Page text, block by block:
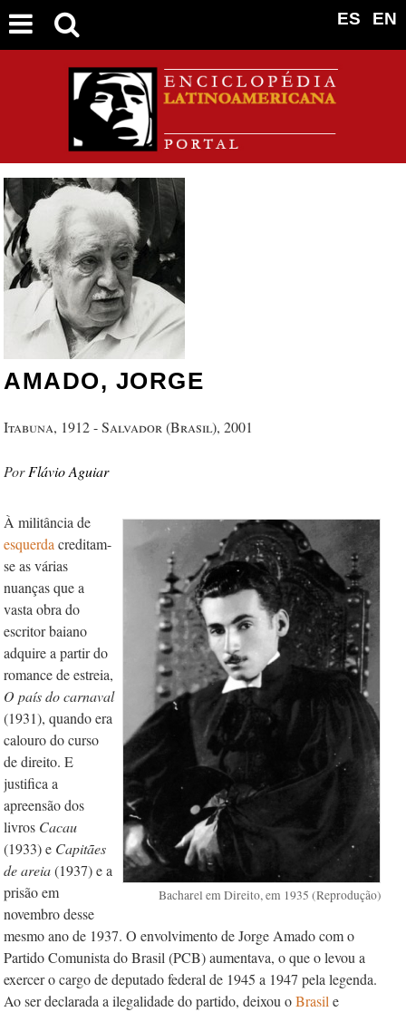
EN
ES
AMADO, JORGE
Itabuna, 1912 - Salvador (Brasil), 2001
Flávio Aguiar
Bacharel em Direito, em 1935 (Reprodução)
À militância de
esquerda creditam-
se as várias
nuanças que a
vasta obra do
escritor baiano
adquire a partir do
romance de estreia,
O país do carnaval
(1931), quando era
calouro do curso
de direito. E
justifica a
apreensão dos
livros Cacau
(1933) e Capitães
de areia(1937) e a
prisão em
novembro desse
mesmo ano de 1937. O envolvimento de Jorge Amado com o
Partido Comunista do Brasil (PCB) aumentava, o que o levou a
exercer o cargo de deputado federal de 1945 a 1947 pela legenda.
Ao ser declarada a ilegalidade do partido, deixou oBrasil e